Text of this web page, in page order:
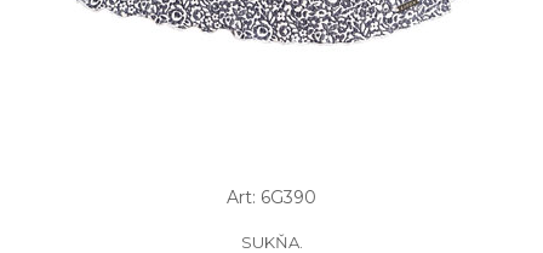
Art: 6G390
SUKŇA.